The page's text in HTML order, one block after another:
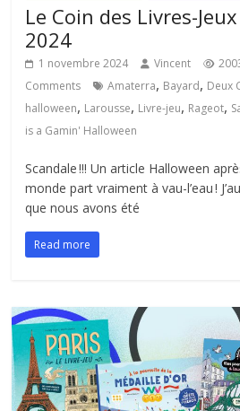
Le Coin des Livres-
2024
1 novembre 2024 Vincent
Comments
Amaterra, Bayard, Deux
halloween, Larousse, Livre-jeu, Rageot,
is a Gamin' Halloween
Scandale !!! Un article Halloween
monde part vraiment à vau-l’eau !
que nous avons été
Read more